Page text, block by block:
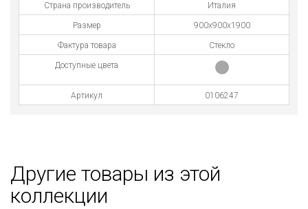
Страна производитель Италия
Размер 900х900х1900
Фактура товара Стекло
Доступные цвета
Артикул 0106247
Другие товары из этой
коллекции